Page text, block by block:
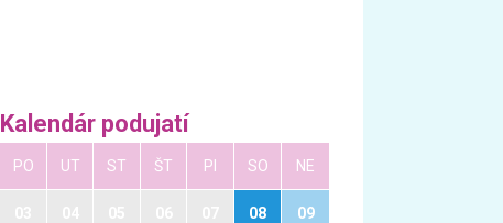
Kalendár podujatí
PO UT ST ŠT PI SO NE
08 09